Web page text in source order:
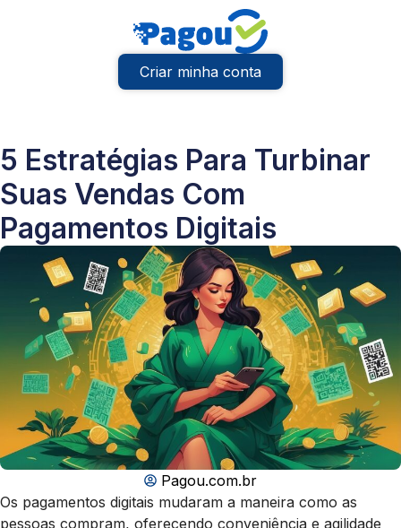
Criar minha conta
5 Estratégias Para Turbinar
Suas Vendas Com
Pagamentos Digitais
Pagou.com.br
Os pagamentos digitais mudaram a maneira como as
pessoas compram, oferecendo conveniência e agilidade